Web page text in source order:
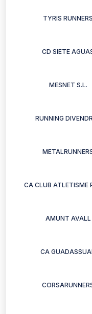
TYRIS RUNNERS
CD SIETE
MESNET S.L.
RUNNING
CA CLUB ATLETISME
AMUNT AVALL
CA